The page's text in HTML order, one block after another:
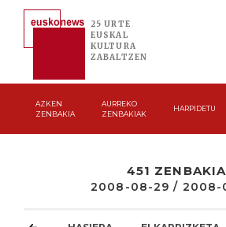
25 URTE
EUSKAL
KULTURA
ZABALTZEN
AZKEN
ZENBAKIA
AURREKO
ZENBAKIAK
HARPIDETU
451 ZENBAKIA
2008-08-29 / 2008-